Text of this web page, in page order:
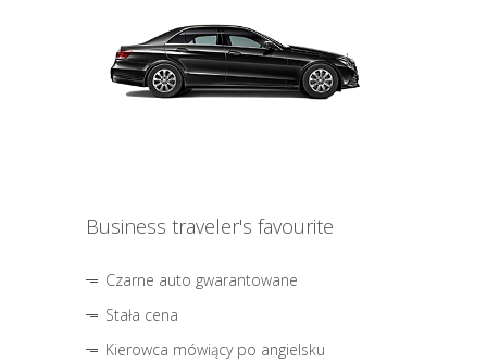
Business traveler's favourite
Czarne auto gwarantowane
Stała cena
Kierowca mówiący po angielsku